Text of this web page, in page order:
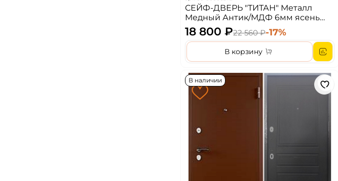
СЕЙФ-ДВЕРЬ "ТИТАН" Металл
Медный Антик/МДФ 6мм ясень
белоснежный
18 800 ₽22 560 ₽-17%
В корзину
В наличии